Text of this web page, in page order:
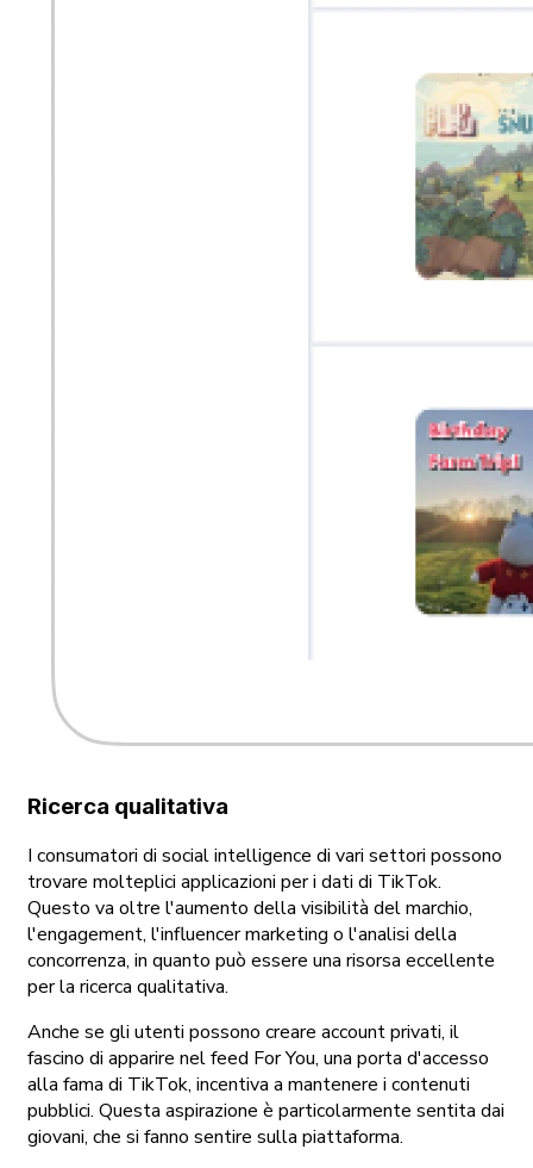
Ricerca qualitativa
I consumatori di social intelligence di vari settori possono
trovare molteplici applicazioni per i dati di TikTok.
Questo va oltre l'aumento della visibilità del marchio,
l'engagement, l'influencer marketing o l'analisi della
concorrenza, in quanto può essere una risorsa eccellente
per la ricerca qualitativa.
Anche se gli utenti possono creare account privati, il
fascino di apparire nel feed For You, una porta d'accesso
alla fama di TikTok, incentiva a mantenere i contenuti
pubblici. Questa aspirazione è particolarmente sentita dai
giovani, che si fanno sentire sulla piattaforma.